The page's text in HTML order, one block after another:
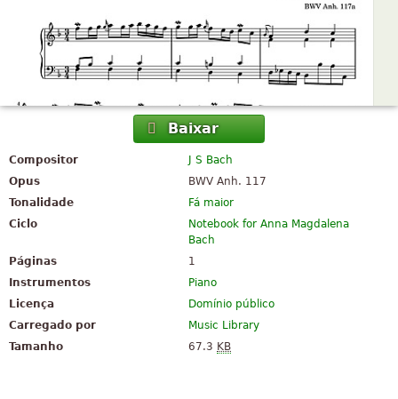
Baixar
Compositor
J S Bach
Opus
BWV Anh. 117
Tonalidade
Fá maior
Ciclo
Notebook for Anna Magdalena
Bach
Páginas
1
Instrumentos
Piano
Licença
Domínio público
Carregado por
Music Library
Tamanho
67.3 KB